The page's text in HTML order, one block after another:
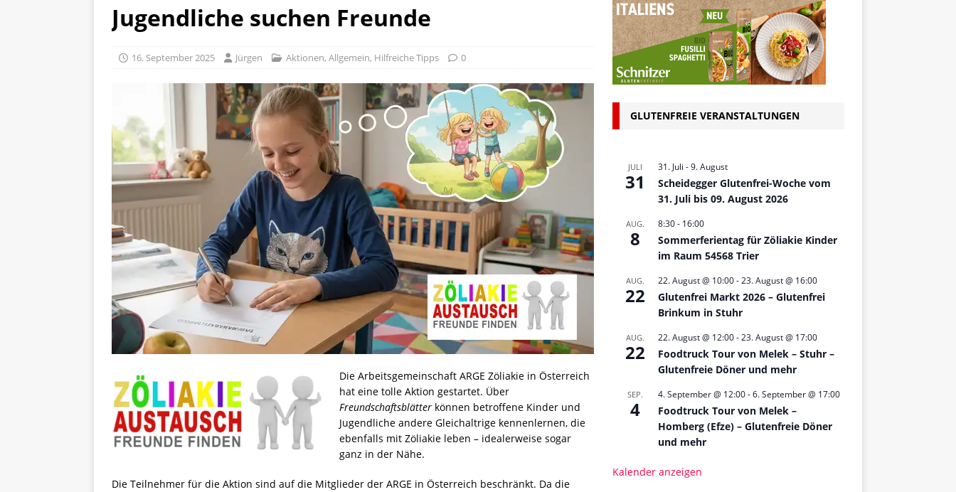
PRODUKTTEST
[ 5. April 2026 ]
Verpackungen bei glutenfreien Produkten – Spagat zwischen Sicherheit und
[ 15. Mai 2026 ] Katha backt glutenfrei – Das Familienbackbuch für Groß und Klein
ALLGEMEIN
Jugendliche suchen Freunde
16. September 2025 Jürgen Aktionen, Allgemein, Hilfreiche Tipps 0
Die Arbeitsgemeinschaft ARGE Zöliakie in Österreich
hat eine tolle Aktion gestartet. Über
Freundschaftsblätter können betroffene Kinder und
Jugendliche andere Gleichaltrige kennenlernen, die
ebenfalls mit Zöliakie leben – idealerweise sogar
ganz in der Nähe.
Die Teilnehmer für die Aktion sind auf die Mitglieder der ARGE in Österreich beschränkt. Da die
GLUTENFREIE VERANSTALTUNGEN
JULI
31
31. Juli -9. August
Scheidegger Glutenfrei-Woche vom
31. Juli bis 09. August 2026
AUG.
8
8:30- 16:00
Sommerferientag für Zöliakie Kinder
im Raum 54568 Trier
AUG.
22
22. August @ 10:00-23. August @ 16:00
Glutenfrei Markt 2026 – Glutenfrei
Brinkum in Stuhr
AUG.
22
22. August @ 12:00-23. August @ 17:00
Foodtruck Tour von Melek – Stuhr –
Glutenfreie Döner und mehr
SEP.
4
4. September @ 12:00-6. September @ 17:00
Foodtruck Tour von Melek –
Homberg (Efze) – Glutenfreie Döner
und mehr
Kalender anzeigen